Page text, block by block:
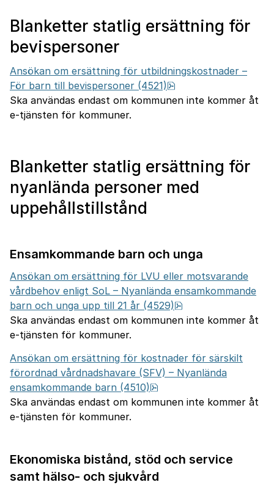
Blanketter statlig ersättning för
bevispersoner
Ansökan om ersättning för utbildningskostnader –
För barn till bevispersoner (4521)
Ska användas endast om kommunen inte kommer åt
e-tjänsten för kommuner.
Blanketter statlig ersättning för
nyanlända personer med
uppehållstillstånd
Ensamkommande barn och unga
Ansökan om ersättning för LVU eller motsvarande
vårdbehov enligt SoL – Nyanlända ensamkommande
barn och unga upp till 21 år (4529)
Ska användas endast om kommunen inte kommer åt
e-tjänsten för kommuner.
Ansökan om ersättning för kostnader för särskilt
förordnad vårdnadshavare (SFV) – Nyanlända
ensamkommande barn (4510)
Ska användas endast om kommunen inte kommer åt
e-tjänsten för kommuner.
Ekonomiska bistånd, stöd och service
samt hälso- och sjukvård